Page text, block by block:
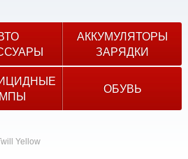
АККУМУЛЯТОРЫ
ЗАРЯДКИ
ОБУВЬ
Yellow